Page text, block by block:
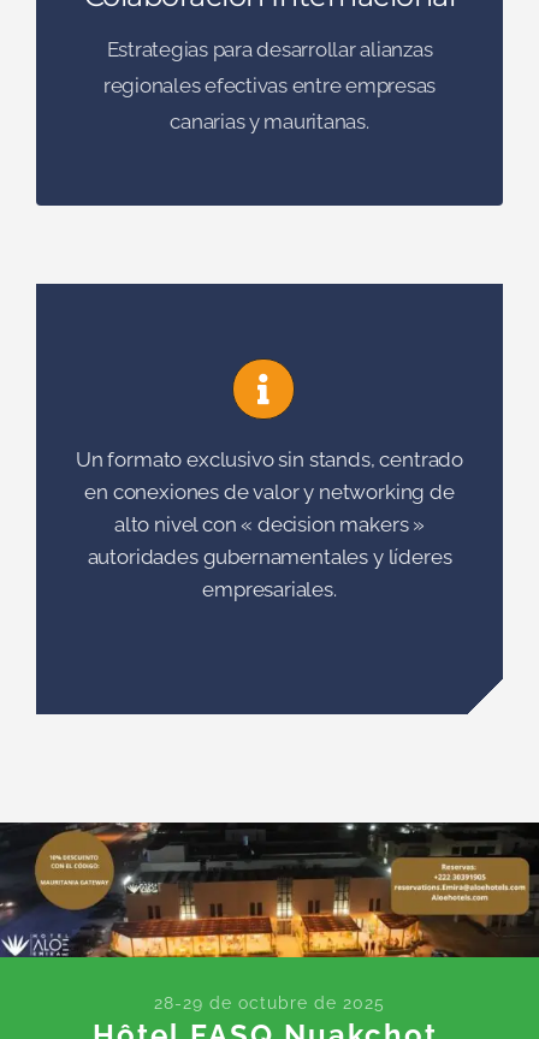
Colaboración Internacional
Estrategias para desarrollar alianzas
Un formato exclusivo sin stands, centrado
en conexiones de valor y networking de
alto nivel con « decision makers »